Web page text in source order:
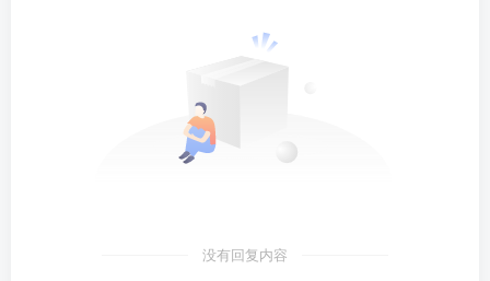
没有回复内容